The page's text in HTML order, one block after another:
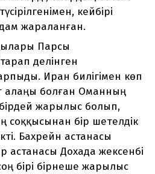
кейбірі
жараланған.
Парсы
делінген
Иран билігімен көп
алаңы болған Оманның
жарылыс болып,
соққысынан бір шетелдік
Бахрейн астанасы
астанасы Дохада жексенбі
бірі бірнеше жарылыс